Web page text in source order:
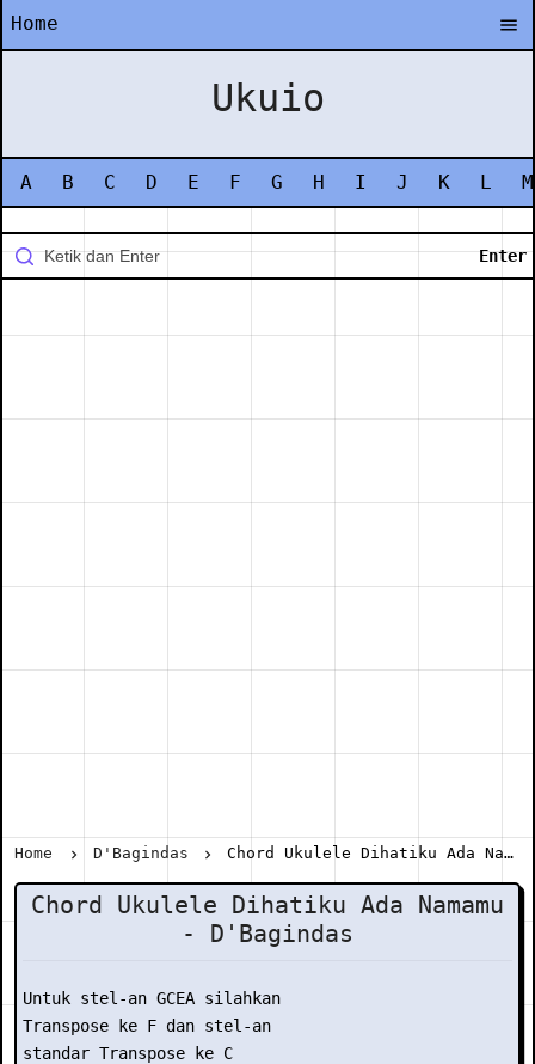
Home
Ukuio
A B C D E F G H I J K L M
Home D'Bagindas Chord Ukulele Dihatiku Ada Namamu - D'Bagindas
Chord Ukulele Dihatiku Ada Namamu
- D'Bagindas
Untuk stel-an GCEA silahkan
Transpose ke F dan stel-an
standar Transpose ke C